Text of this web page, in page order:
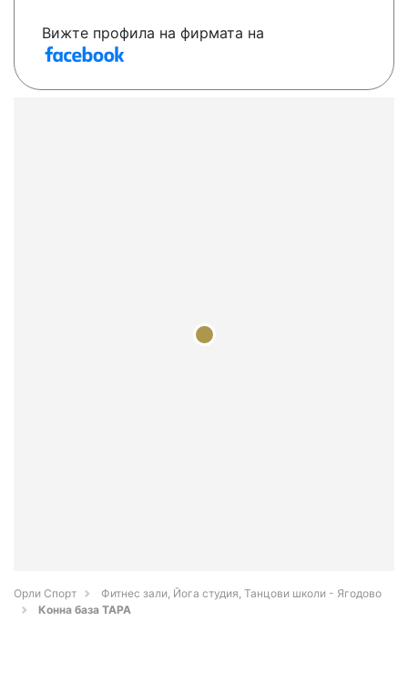
Вижте профила на фирмата на
Орли Спорт
Фитнес зали, Йога студия, Танцови школи - Ягодово
Конна база ТАРА